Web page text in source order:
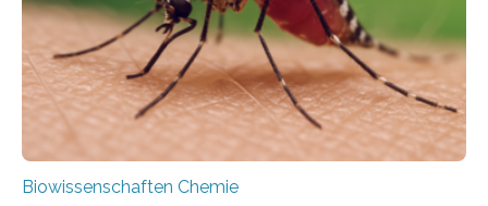
dieser Gruppe bilden aus Zellfäden dichte Geflechte
mit scheibenförmiger Gestalt. Was auffällig ist: Die
nächsten…
Biowissenschaften Chemie